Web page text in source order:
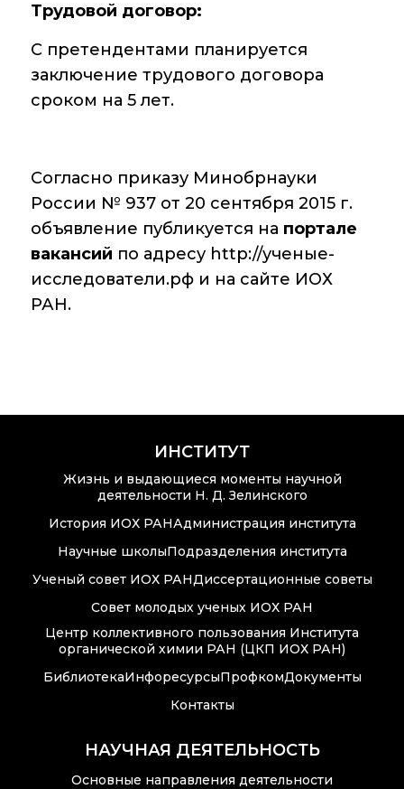
Трудовой договор:
С претендентами планируется
заключение трудового договора
сроком на 5 лет.
Согласно приказу Минобрнауки
России № 937 от 20 сентября 2015 г.
объявление публикуется на портале
вакансий по адресу http://ученые-
исследователи.рф и на сайте ИОХ
РАН.
ИНСТИТУТ
Жизнь и выдающиеся моменты научной
деятельности Н. Д. Зелинского
История ИОХ РАНАдминистрация института
Научные школыПодразделения института
Ученый совет ИОХ РАНДиссертационные советы
Совет молодых ученых ИОХ РАН
Центр коллективного пользования Института
органической химии РАН (ЦКП ИОХ РАН)
БиблиотекаИнфоресурсыПрофкомДокументы
Контакты
НАУЧНАЯ ДЕЯТЕЛЬНОСТЬ
Основные направления деятельности